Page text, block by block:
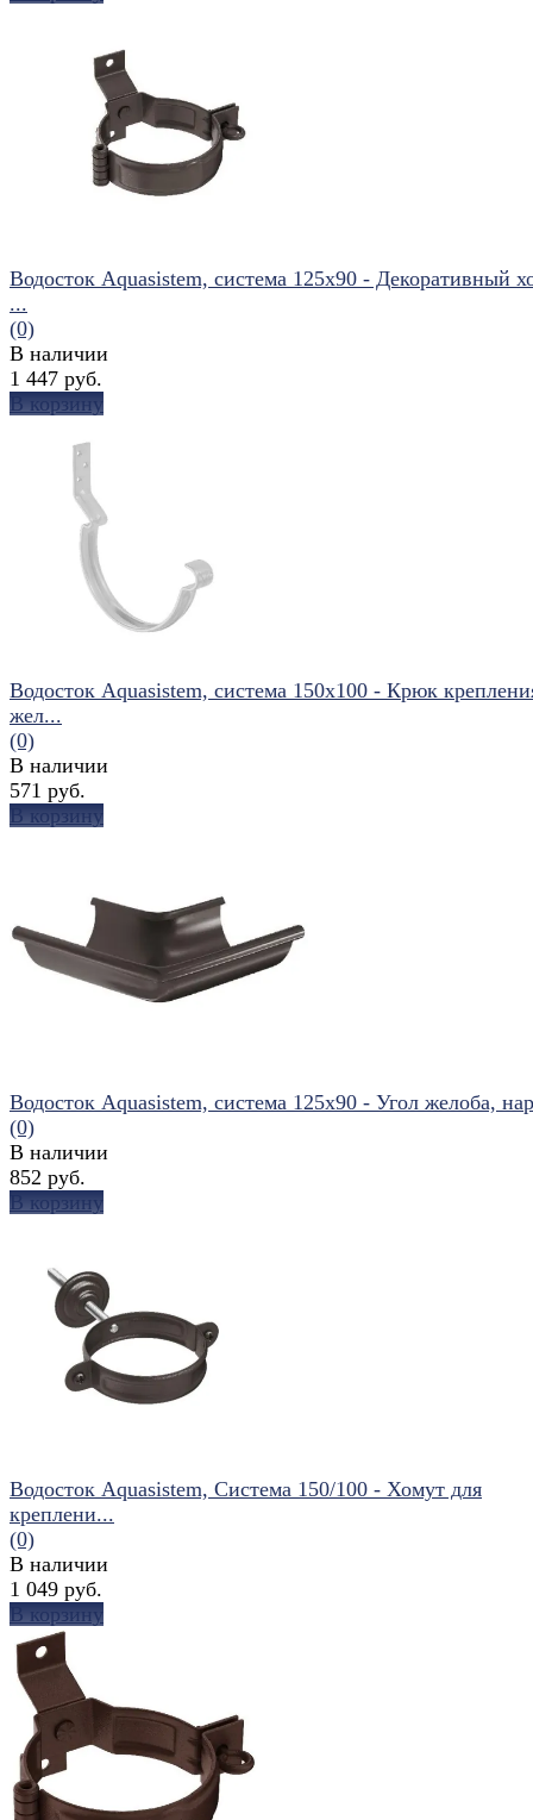
сравнить
избранное
Водосток Aquasistem, система 125x90 - Декоративный
...
(0)
В наличии
1 447 руб.
В корзину
избранное сравнить
Водосток Aquasistem, система 150x100 - Крюк
жел...
(0)
В наличии
571 руб.
В корзину
избранное сравнить
Водосток Aquasistem, система 125x90 - Угол желоба,
(0)
В наличии
852 руб.
В корзину
избранное сравнить
Водосток Aquasistem, Система 150/100 - Хомут для
креплени...
(0)
В наличии
1 049 руб.
В корзину